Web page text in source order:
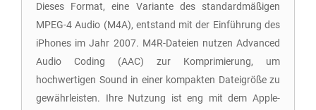
Dieses Format, eine Variante des standardmäßigen
MPEG-4 Audio (M4A), entstand mit der Einführung des
iPhones im Jahr 2007. M4R-Dateien nutzen Advanced
Audio Coding (AAC) zur Komprimierung, um
hochwertigen Sound in einer kompakten Dateigröße zu
gewährleisten. Ihre Nutzung ist eng mit dem Apple-